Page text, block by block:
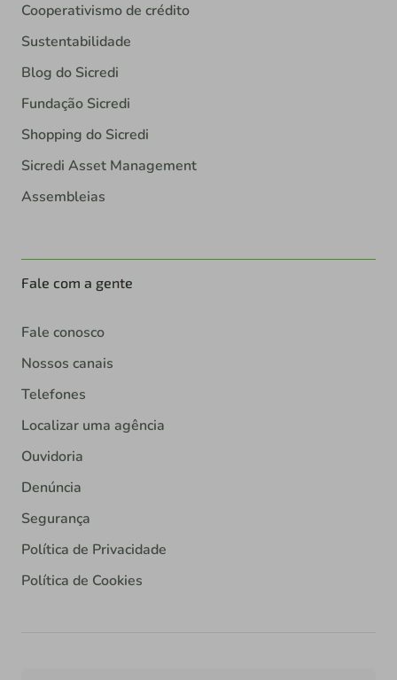
Cooperativismo de crédito
Sustentabilidade
Blog do Sicredi
Fundação Sicredi
Shopping do Sicredi
Sicredi Asset Management
Assembleias
Fale com a gente
Fale conosco
Nossos canais
Telefones
Localizar uma agência
Ouvidoria
Denúncia
Segurança
Política de Privacidade
Política de Cookies